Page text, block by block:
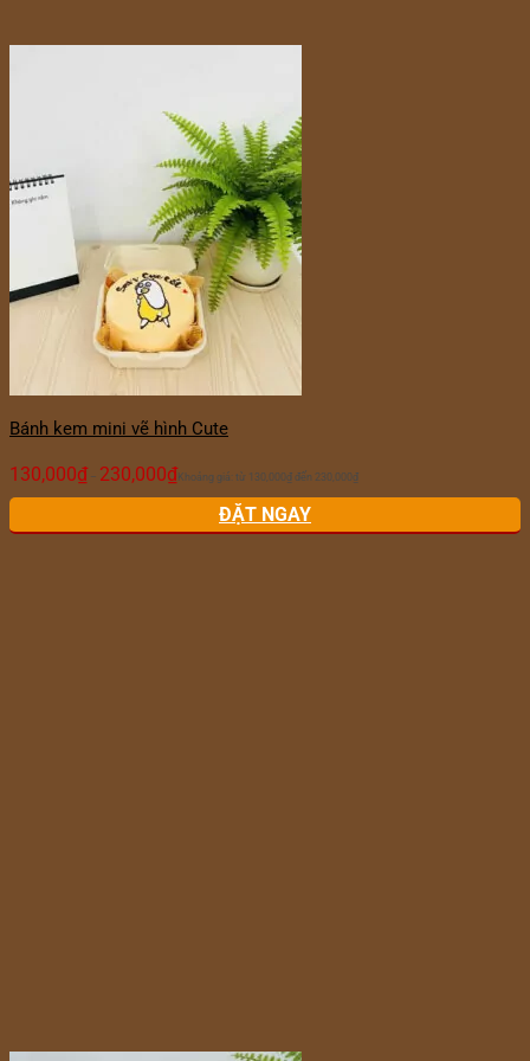
Bánh kem mini vẽ hình Cute
130,000₫ – 230,000₫ Khoảng giá: từ 130,000₫ đến 230,000₫
ĐẶT NGAY